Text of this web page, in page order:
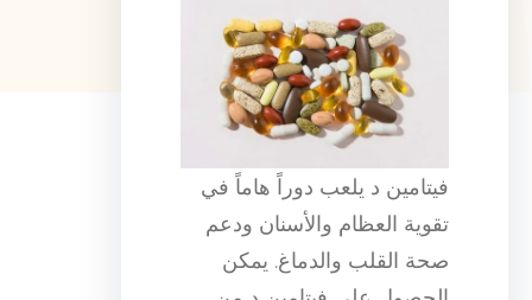
فيتامين د يلعب دوراً هاماً في
تقوية العظام والأسنان ودعم
صحة القلب والدماغ. يمكن